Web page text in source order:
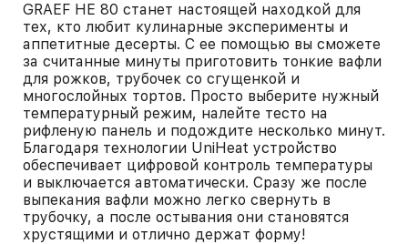
GRAEF HE 80 станет настоящей находкой для
тех, кто любит кулинарные эксперименты и
аппетитные десерты. С ее помощью вы сможете
за считанные минуты приготовить тонкие вафли
для рожков, трубочек со сгущенкой и
многослойных тортов. Просто выберите нужный
температурный режим, налейте тесто на
рифленую панель и подождите несколько минут.
Благодаря технологии UniHeat устройство
обеспечивает цифровой контроль температуры
и выключается автоматически. Сразу же после
выпекания вафли можно легко свернуть в
трубочку, а после остывания они становятся
хрустящими и отлично держат форму!